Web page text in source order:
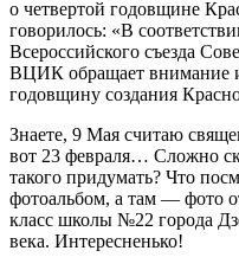
о четвертой годовщине
говорилось: «В
Всероссийского съезда
ВЦИК обращает внимание
годовщину создания
Знаете, 9 Мая считаю
вот 23 февраля… Сложно
такого придумать? Что
фотоальбом, а там — фото
класс школы №22 города
века. Интересненько!